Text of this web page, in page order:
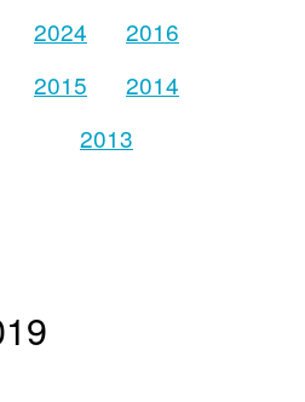
2024
2016
2015
2014
2013